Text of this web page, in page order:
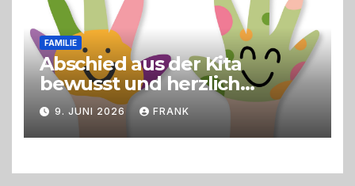
FAMILIE
Abschied aus der Kita
bewusst und herzlich
gestalten
9. JUNI 2026 FRANK